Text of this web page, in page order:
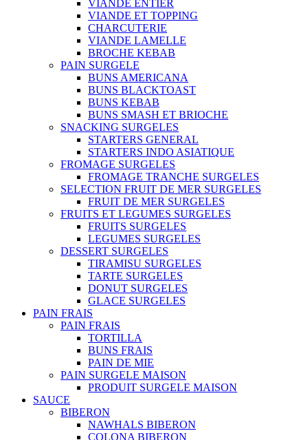
VIANDE ENTIER
VIANDE ET TOPPING
CHARCUTERIE
VIANDE LAMELLE
BROCHE KEBAB
PAIN SURGELE
BUNS AMERICANA
BUNS BLACKTOAST
BUNS KEBAB
BUNS SMASH ET BRIOCHE
SNACKING SURGELES
STARTERS GENERAL
STARTERS INDO ASIATIQUE
FROMAGE SURGELES
FROMAGE TRANCHE SURGELES
SELECTION FRUIT DE MER SURGELES
FRUIT DE MER SURGELES
FRUITS ET LEGUMES SURGELES
FRUITS SURGELES
LEGUMES SURGELES
DESSERT SURGELES
TIRAMISU SURGELES
TARTE SURGELES
DONUT SURGELES
GLACE SURGELES
PAIN FRAIS
PAIN FRAIS
TORTILLA
BUNS FRAIS
PAIN DE MIE
PAIN SURGELE MAISON
PRODUIT SURGELE MAISON
SAUCE
BIBERON
NAWHALS BIBERON
COLONA BIBERON